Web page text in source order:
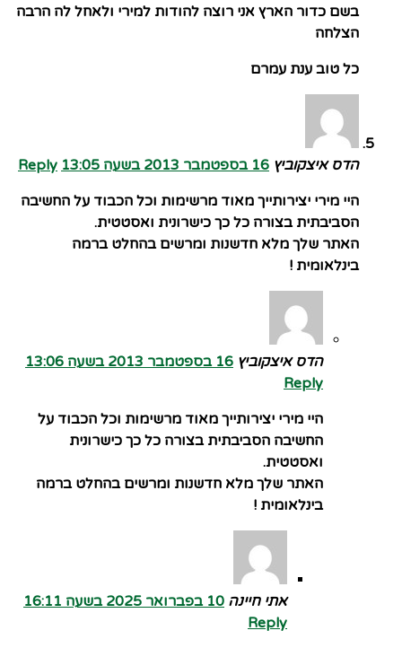
בשם כדור הארץ אני רוצה להודות למירי ולאחל לה הרבה
הצלחה
כל טוב ענת עמרם
הדס איצקוביץ 16 בספטמבר 2013 בשעה 13:05
Reply
היי מירי יצירותייך מאוד מרשימות וכל הכבוד על החשיבה
הסביבתית בצורה כל כך כישרונית ואסטטית.
האתר שלך מלא חדשנות ומרשים בהחלט ברמה
בינלאומית !
הדס איצקוביץ 16 בספטמבר 2013 בשעה 13:06
Reply
היי מירי יצירותייך מאוד מרשימות וכל הכבוד על
החשיבה הסביבתית בצורה כל כך כישרונית
ואסטטית.
האתר שלך מלא חדשנות ומרשים בהחלט ברמה
בינלאומית !
אתי חיינה 10 בפברואר 2025 בשעה 16:11
Reply